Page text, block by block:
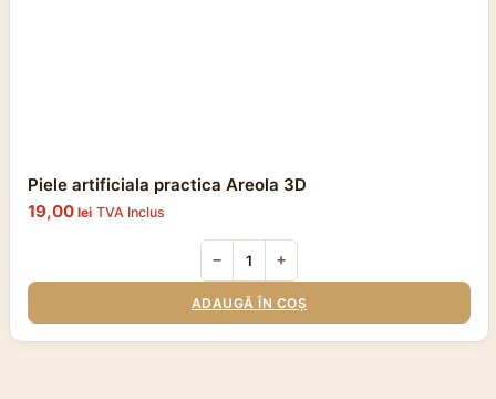
Piele artificiala practica Areola 3D
19,00 lei TVA Inclus
− +
ADAUGĂ ÎN COȘ